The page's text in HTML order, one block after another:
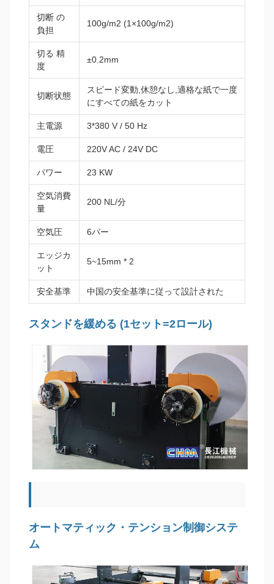
切断 の
負担
100g/m2 (1×100g/m2)
切る 精
度
±0.2mm
切断状態
スピード変動,休憩なし,適格な紙で一度
にすべての紙をカット
主電源 3*380 V / 50 Hz
電圧 220V AC / 24V DC
パワー 23 KW
空気消費
量
200 NL/分
空気圧 6バー
エッジカ
ット
5~15mm * 2
安全基準 中国の安全基準に従って設計された
スタンドを緩める (1セット=2ロール)
オートマティック・テンション制御システ
ム